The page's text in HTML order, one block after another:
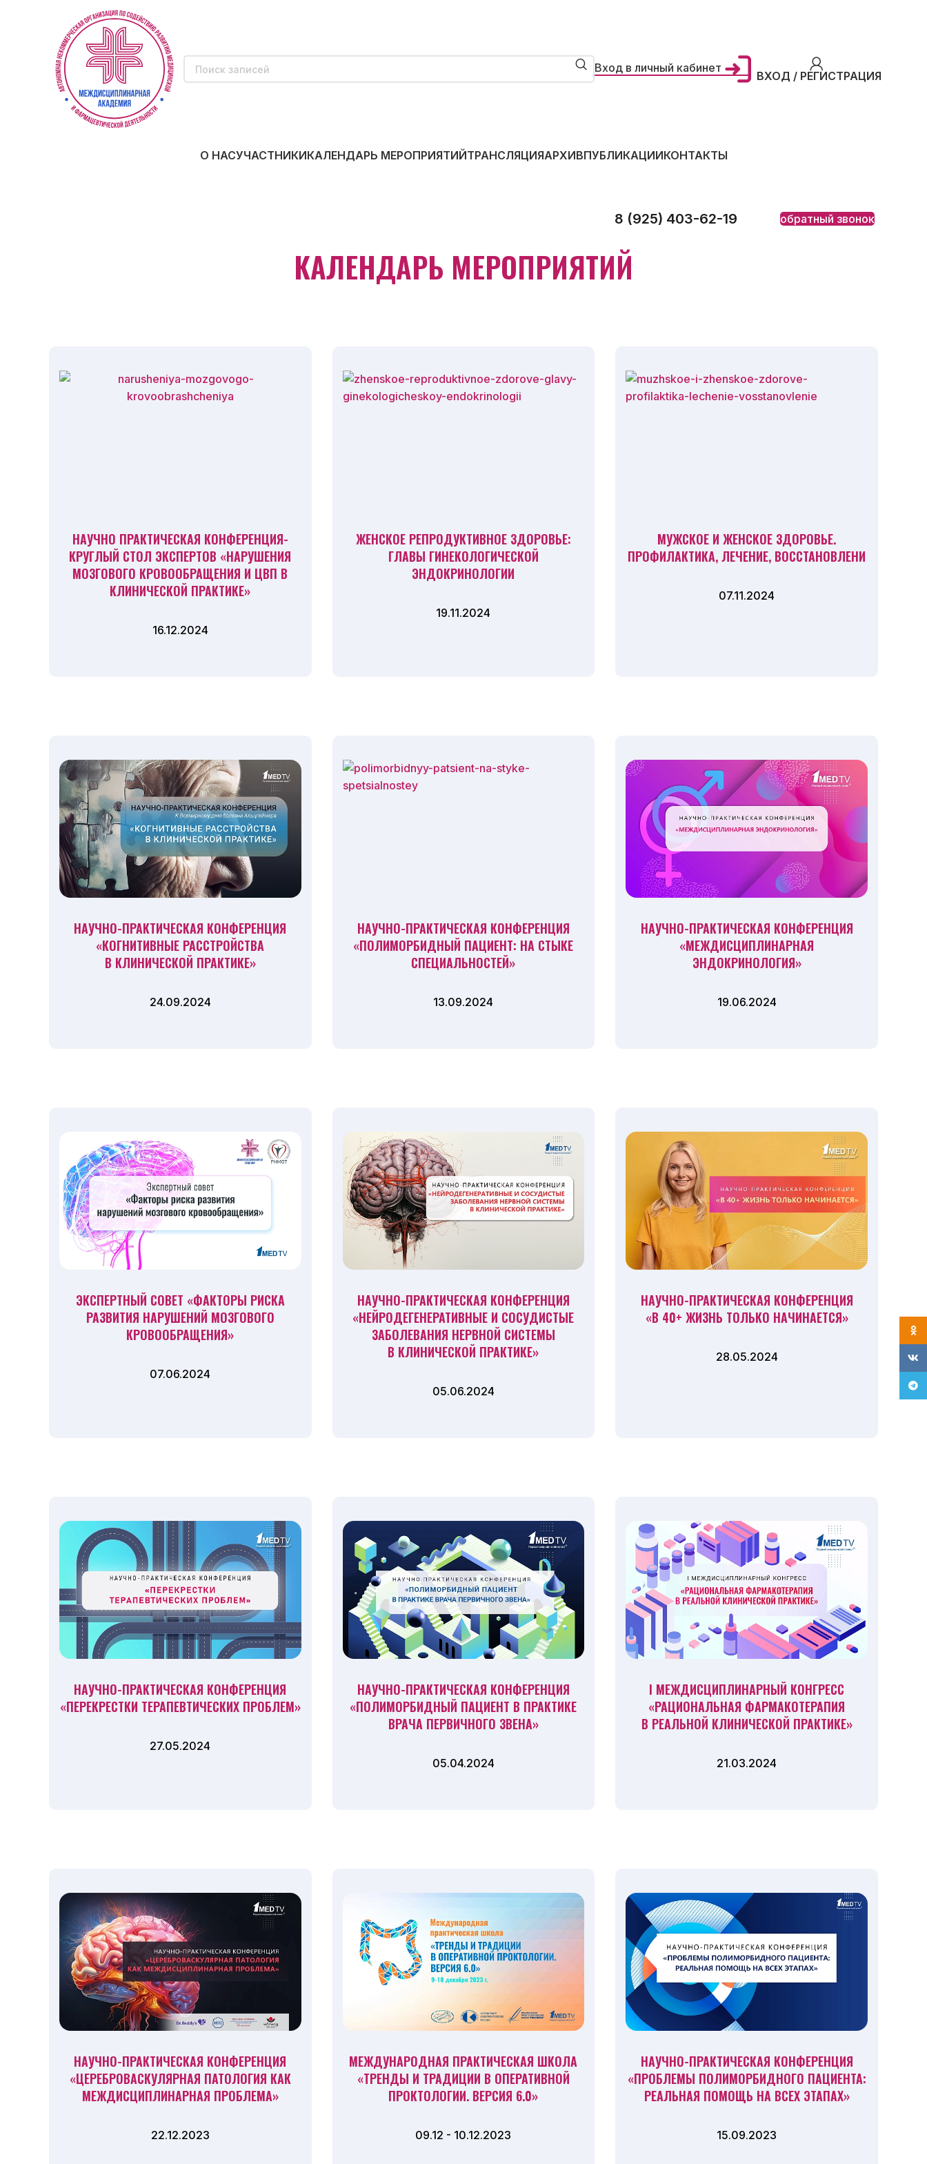
Вход в личный кабинет
ВХОД / РЕГИСТРАЦИЯ
О НАСУЧАСТНИКИКАЛЕНДАРЬ МЕРОПРИЯТИЙТРАНСЛЯЦИЯАРХИВПУБЛИКАЦИИКОНТАКТЫ
8 (925) 403-62-19 обратный звонок
КАЛЕНДАРЬ МЕРОПРИЯТИЙ
НАУЧНО ПРАКТИЧЕСКАЯ КОНФЕРЕНЦИЯ-
КРУГЛЫЙ СТОЛ ЭКСПЕРТОВ «НАРУШЕНИЯ
МОЗГОВОГО КРОВООБРАЩЕНИЯ И ЦВП В
КЛИНИЧЕСКОЙ ПРАКТИКЕ»
16.12.2024
ЖЕНСКОЕ РЕПРОДУКТИВНОЕ ЗДОРОВЬЕ:
ГЛАВЫ ГИНЕКОЛОГИЧЕСКОЙ
ЭНДОКРИНОЛОГИИ
19.11.2024
МУЖСКОЕ И ЖЕНСКОЕ ЗДОРОВЬЕ.
ПРОФИЛАКТИКА, ЛЕЧЕНИЕ, ВОССТАНОВЛЕНИ
07.11.2024
НАУЧНО-ПРАКТИЧЕСКАЯ КОНФЕРЕНЦИЯ
«КОГНИТИВНЫЕ РАССТРОЙСТВА
В КЛИНИЧЕСКОЙ ПРАКТИКЕ»
24.09.2024
НАУЧНО-ПРАКТИЧЕСКАЯ КОНФЕРЕНЦИЯ
«ПОЛИМОРБИДНЫЙ ПАЦИЕНТ: НА СТЫКЕ
СПЕЦИАЛЬНОСТЕЙ»
13.09.2024
НАУЧНО-ПРАКТИЧЕСКАЯ КОНФЕРЕНЦИЯ
«МЕЖДИСЦИПЛИНАРНАЯ
ЭНДОКРИНОЛОГИЯ»
19.06.2024
ЭКСПЕРТНЫЙ СОВЕТ «ФАКТОРЫ РИСКА
РАЗВИТИЯ НАРУШЕНИЙ МОЗГОВОГО
КРОВООБРАЩЕНИЯ»
07.06.2024
НАУЧНО-ПРАКТИЧЕСКАЯ КОНФЕРЕНЦИЯ
«НЕЙРОДЕГЕНЕРАТИВНЫЕ И СОСУДИСТЫЕ
ЗАБОЛЕВАНИЯ НЕРВНОЙ СИСТЕМЫ
В КЛИНИЧЕСКОЙ ПРАКТИКЕ»
05.06.2024
НАУЧНО-ПРАКТИЧЕСКАЯ КОНФЕРЕНЦИЯ
«В 40+ ЖИЗНЬ ТОЛЬКО НАЧИНАЕТСЯ»
28.05.2024
НАУЧНО-ПРАКТИЧЕСКАЯ КОНФЕРЕНЦИЯ
«ПЕРЕКРЕСТКИ ТЕРАПЕВТИЧЕСКИХ ПРОБЛЕМ»
27.05.2024
НАУЧНО-ПРАКТИЧЕСКАЯ КОНФЕРЕНЦИЯ
«ПОЛИМОРБИДНЫЙ ПАЦИЕНТ В ПРАКТИКЕ
ВРАЧА ПЕРВИЧНОГО ЗВЕНА»
05.04.2024
I МЕЖДИСЦИПЛИНАРНЫЙ КОНГРЕСС
«РАЦИОНАЛЬНАЯ ФАРМАКОТЕРАПИЯ
В РЕАЛЬНОЙ КЛИНИЧЕСКОЙ ПРАКТИКЕ»
21.03.2024
НАУЧНО-ПРАКТИЧЕСКАЯ КОНФЕРЕНЦИЯ
«ЦЕРЕБРОВАСКУЛЯРНАЯ ПАТОЛОГИЯ КАК
МЕЖДИСЦИПЛИНАРНАЯ ПРОБЛЕМА»
22.12.2023
МЕЖДУНАРОДНАЯ ПРАКТИЧЕСКАЯ ШКОЛА
«ТРЕНДЫ И ТРАДИЦИИ В ОПЕРАТИВНОЙ
ПРОКТОЛОГИИ. ВЕРСИЯ 6.0»
09.12 - 10.12.2023
НАУЧНО-ПРАКТИЧЕСКАЯ КОНФЕРЕНЦИЯ
«ПРОБЛЕМЫ ПОЛИМОРБИДНОГО ПАЦИЕНТА:
РЕАЛЬНАЯ ПОМОЩЬ НА ВСЕХ ЭТАПАХ»
15.09.2023
VK